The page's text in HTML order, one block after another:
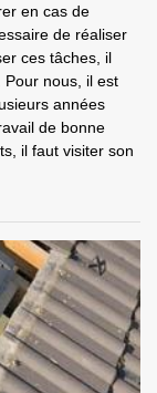
en cas de
de réaliser
ces tâches, il
nous, il est
années
de bonne
il faut visiter son